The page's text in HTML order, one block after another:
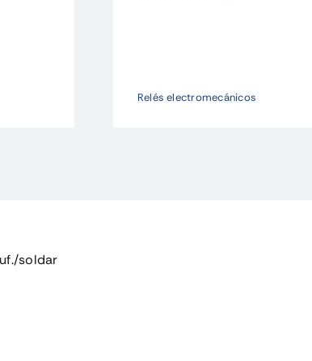
10A
Relés electromecánicos
soldar